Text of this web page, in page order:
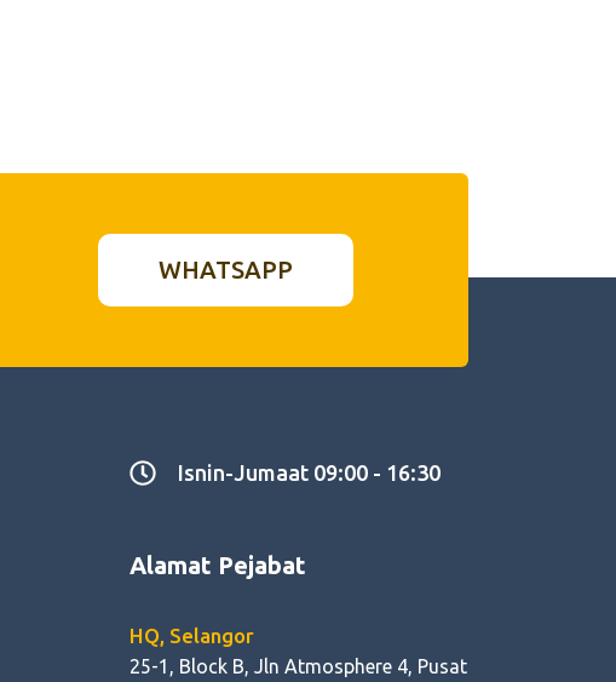
WHATSAPP
Isnin-Jumaat 09:00 - 16:30
Alamat Pejabat
HQ, Selangor
25-1, Block B, Jln Atmosphere 4, Pusat